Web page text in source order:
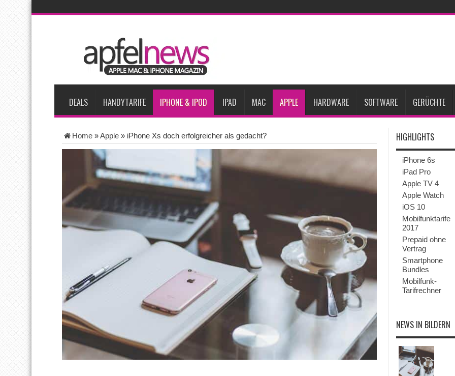
Bericht: iPad-Lieferungen im 2. Quartal 2026 um 7,5 Prozent gesunken
Vom iPad-Design zum eigenen T-Shirt: Checkliste für Apple-Kreative
Apple testet zwei neue Display-Panels für iPhone-Modelle 2027
Apples Smartbrille könnte das nächste große Gesundheits-Gadget werden Apple übernimmt Softwarefirma PlasmaSolve iPhone Air 2 für
DEALS HANDYTARIFE IPHONE & IPOD IPAD MAC APPLE HARDWARE SOFTWARE GERÜCHTE
Home »Apple » iPhone Xs doch erfolgreicher als gedacht? HIGHLIGHTS
iPhone 6s
iPad Pro
Apple TV 4
Apple Watch
iOS 10
Mobilfunktarife
2017
Prepaid ohne
Vertrag
Smartphone
Bundles
Mobilfunk-
Tarifrechner
NEWS IN BILDERN